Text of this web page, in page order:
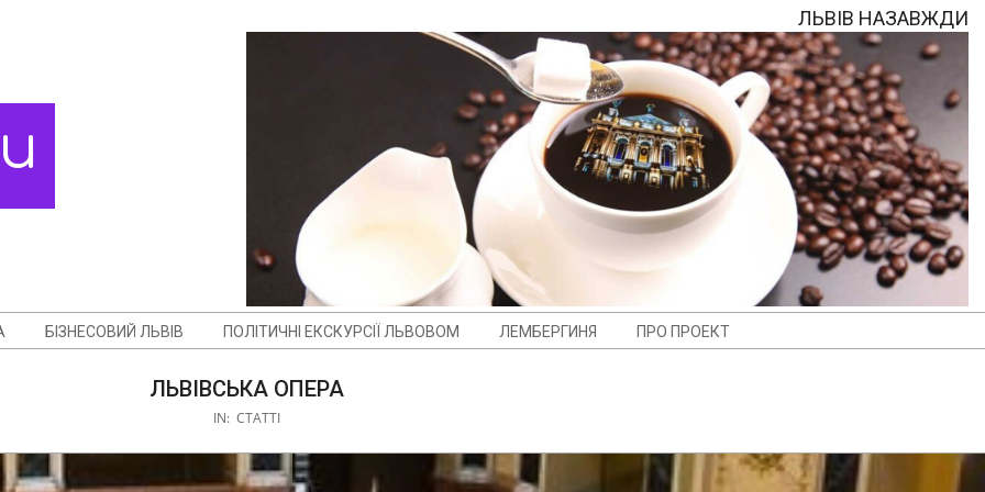
ЛЬВІВ НАЗАВЖДИ
БІЗНЕСОВИЙ ЛЬВІВ ПОЛІТИЧНІ ЕКСКУРСІЇ ЛЬВОВОМ ЛЕМБЕРГИНЯ ПРО ПРОЕКТ
ЛЬВІВСЬКА ОПЕРА
IN: СТАТТІ